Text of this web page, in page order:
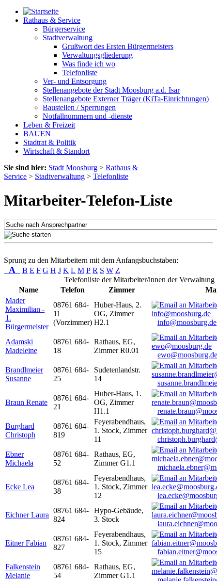
Rathaus & Service
Bürgerservice
Stadtverwaltung
Grußwort des Ersten Bürgermeisters
Verwaltungsgliederung
Was finde ich wo
Telefonliste
Ver- und Entsorgung
Stellenangebote der Stadt Moosburg a.d. Isar
Stellenangebote Externer Träger (KiTa-Einrichtungen)
Baustellen / Sperrungen
Notfallnummern und -dienste
Leben & Freizeit
BAUEN
Stadtrat & Politik
Wirtschaft & Standort
Sie sind hier: Stadt Moosburg > Rathaus &
Service > Stadtverwaltung > Telefonliste
Mitarbeiter-Telefon-Liste
Sprung zu den Mitarbeitern mit dem Anfangsbuchstaben:
A B E F G H J K L M P R S W Z
Telefonliste der Mitarbeiter/innen der Verwaltung
Name
Telefon Zimmer
Mader
Maximilian -
1.
Bürgermeister
08761 684-
11
(Vorzimmer)
Huber-Haus, 2.
OG, Zimmer
H2.1
info@moosburg.de
Adamski
Madeleine
08761 684-
18
Rathaus, EG,
Zimmer R0.01
ewo@moosburg.de
Brandlmeier
Susanne
08761 684-
25
Sudetenlandstr.
14
Braun Renate
08761 684-
21
Huber-Haus, 1.
OG, Zimmer
H1.1
Burghard
Christoph
08761 684-
819
Feyerabendhaus,
1. Stock, Zimmer
11
Ebner
Michaela
08761 684-
52
Rathaus, EG,
Zimmer G1.1
Ecke Lea
08761 684-
38
Feyerabendhaus,
1. Stock, Zimmer
12
Eichner Laura
08761 684-
824
Hypo-Gebäude,
3. Stock
Eitner Fabian
08761 684-
827
Feyerabendhaus,
1. Stock, Zimmer
15
Falkenstein
Melanie
08761 684-
54
Rathaus, EG,
Zimmer G1.1